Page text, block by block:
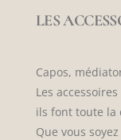
LES
Capos,
Les
ils font toute la
Que vous